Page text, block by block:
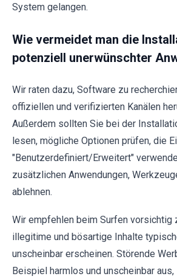
System gelangen.
Wie vermeidet man die
potenziell unerwünschter
Wir raten dazu, Software zu
offiziellen und verifizierten Kanälen
Außerdem sollten Sie bei der
lesen, mögliche Optionen prüfen, die
"Benutzerdefiniert/Erweitert"
zusätzlichen Anwendungen,
ablehnen.
Wir empfehlen beim Surfen vorsichtig
illegitime und bösartige Inhalte
unscheinbar erscheinen. Störende
Beispiel harmlos und unscheinbar